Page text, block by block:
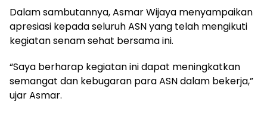
Dalam sambutannya, Asmar Wijaya menyampaikan
apresiasi kepada seluruh ASN yang telah mengikuti
kegiatan senam sehat bersama ini.
“Saya berharap kegiatan ini dapat meningkatkan
semangat dan kebugaran para ASN dalam bekerja,”
ujar Asmar.